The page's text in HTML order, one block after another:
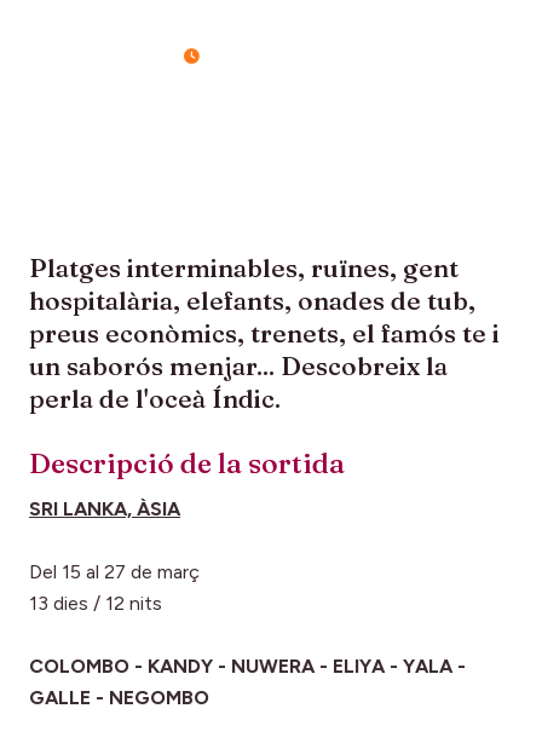
Platges interminables, ruïnes, gent
hospitalària, elefants, onades de tub,
preus econòmics, trenets, el famós te i
un saborós menjar... Descobreix la
perla de l'oceà Índic.
Descripció de la sortida
SRI LANKA, ÀSIA
Del 15 al 27 de març
13 dies / 12 nits
COLOMBO - KANDY - NUWERA - ELIYA - YALA -
GALLE - NEGOMBO